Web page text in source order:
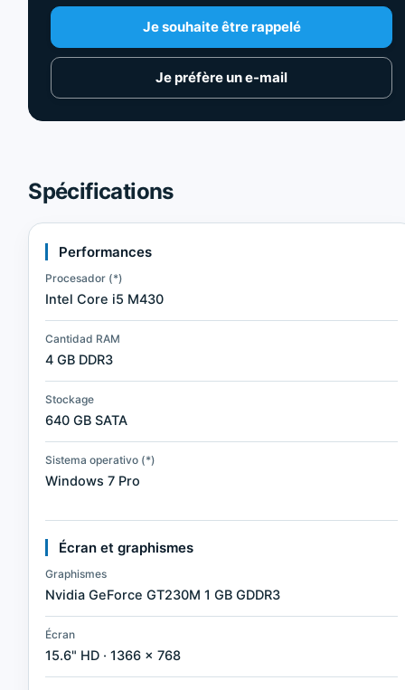
Je souhaite être rappelé
Je préfère un e-mail
Spécifications
Performances
Procesador (*)
Intel Core i5 M430
Cantidad RAM
4 GB DDR3
Stockage
640 GB SATA
Sistema operativo (*)
Windows 7 Pro
Écran et graphismes
Graphismes
Nvidia GeForce GT230M 1 GB GDDR3
Écran
15.6" HD · 1366 × 768